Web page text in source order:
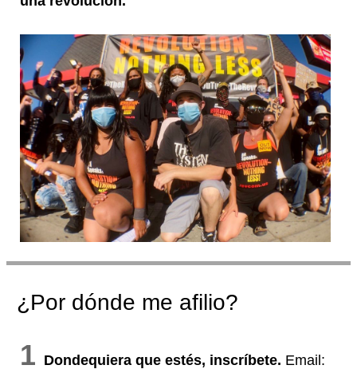
¿Por dónde me afilio?
1 Dondequiera que estés, inscríbete. Email: